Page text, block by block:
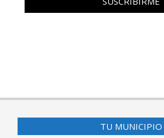
TU MUNICIPIO